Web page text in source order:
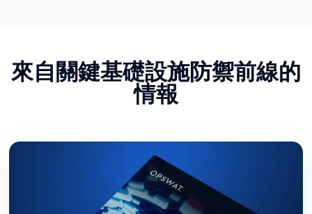
來自關鍵基礎設施防禦前線的
情報